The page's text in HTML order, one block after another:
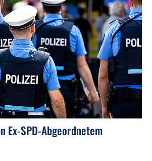
Ex-SPD-Abgeordnetem